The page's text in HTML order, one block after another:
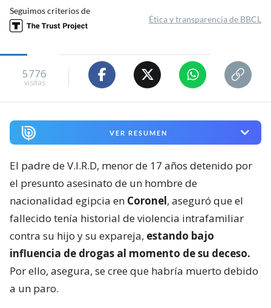
Seguimos criterios de
Ética y transparencia de BBCL
5776
visitas
VER RESUMEN
El padre de V.I.R.D, menor de 17 años detenido por
el presunto asesinato de un hombre de
nacionalidad egipcia en Coronel, aseguró que el
fallecido tenía historial de violencia intrafamiliar
contra su hijo y su expareja, estando bajo
influencia de drogas al momento de su deceso.
Por ello, asegura, se cree que habría muerto debido
a un paro.